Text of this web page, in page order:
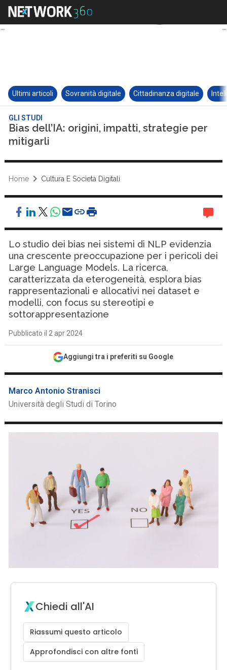
Ultimi articoli Sovranità digitale Cittadinanza digitale
GLI STUDI
Bias dell’IA: origini, impatti, strategie per
mitigarli
Home Cultura E Società Digitali
Lo studio dei bias nei sistemi di NLP evidenzia
una crescente preoccupazione per i pericoli dei
Large Language Models. La ricerca,
caratterizzata da eterogeneità, esplora bias
rappresentazionali e allocativi nei dataset e
modelli, con focus su stereotipi e
sottorappresentazione
Pubblicato il 2 apr 2024
Aggiungi tra i preferiti su Google
Marco Antonio Stranisci
Università degli Studi di Torino
Chiedi all'AI
Riassumi questo articolo
Approfondisci con altre fonti